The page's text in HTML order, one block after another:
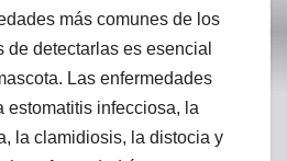
más comunes de los
de detectarlas es esencial
Las enfermedades
estomatitis infecciosa, la
la clamidiosis, la distocia y